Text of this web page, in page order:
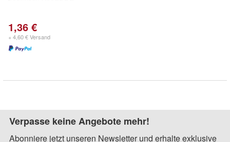
1,36 €
+ 4,60 € Versand
Verpasse keine Angebote mehr!
Abonniere jetzt unseren Newsletter und erhalte exklusive